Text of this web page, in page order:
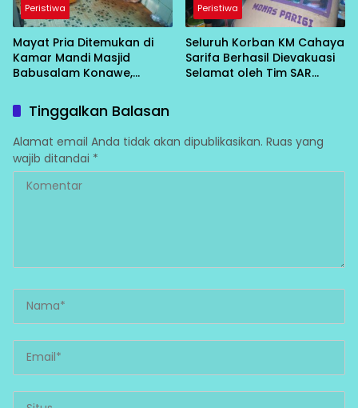
Peristiwa
Mayat Pria Ditemukan di
Kamar Mandi Masjid
Babusalam Konawe,
Peristiwa
Seluruh Korban KM Cahaya
Sarifa Berhasil Dievakuasi
Selamat oleh Tim SAR
Tinggalkan Balasan
Alamat email Anda tidak akan dipublikasikan. Ruas yang
wajib ditandai *